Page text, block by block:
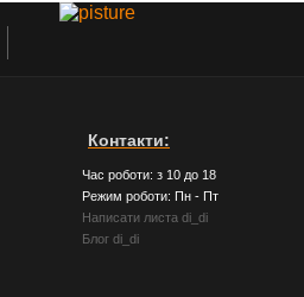
Контакти:
Час роботи: з 10 до 18
Режим роботи: Пн - Пт
Написати листа di_di
Блог di_di